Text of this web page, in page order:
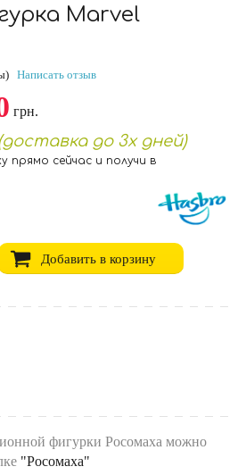
Marvel
Написать отзыв
грн.
до 3х дней)
прямо сейчас и получи в
Добавить в корзину
фигурки Росомаха можно
"Росомаха"